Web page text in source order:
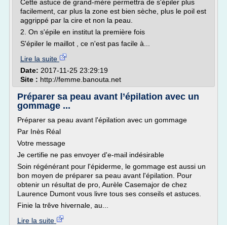
Cette astuce de grand-mère permettra de s'épiler plus
facilement, car plus la zone est bien sèche, plus le poil est
aggrippé par la cire et non la peau.
2. On s'épile en institut la première fois
S'épiler le maillot , ce n'est pas facile à...
Lire la suite
Date: 2017-11-25 23:29:19
Site : http://femme.banouta.net
Préparer sa peau avant l’épilation avec un
gommage ...
Préparer sa peau avant l'épilation avec un gommage
Par Inès Réal
Votre message
Je certifie ne pas envoyer d'e-mail indésirable
Soin régénérant pour l'épiderme, le gommage est aussi un
bon moyen de préparer sa peau avant l'épilation. Pour
obtenir un résultat de pro, Aurèle Casemajor de chez
Laurence Dumont vous livre tous ses conseils et astuces.
Finie la trêve hivernale, au...
Lire la suite